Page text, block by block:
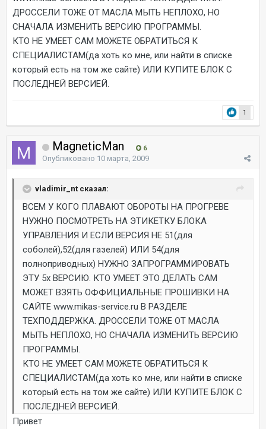
ДРОССЕЛИ ТОЖЕ ОТ МАСЛА МЫТЬ НЕПЛОХО, НО
СНАЧАЛА ИЗМЕНИТЬ ВЕРСИЮ ПРОГРАММЫ.
КТО НЕ УМЕЕТ САМ МОЖЕТЕ ОБРАТИТЬСЯ К
СПЕЦИАЛИСТАМ(да хоть ко мне, или найти в списке
который есть на том же сайте) ИЛИ КУПИТЕ БЛОК С
ПОСЛЕДНЕЙ ВЕРСИЕЙ.
1
MagneticMan 6
Опубликовано 10 марта, 2009
vladimir_nt сказал:
ВСЕМ У КОГО ПЛАВАЮТ ОБОРОТЫ НА ПРОГРЕВЕ
НУЖНО ПОСМОТРЕТЬ НА ЭТИКЕТКУ БЛОКА
УПРАВЛЕНИЯ И ЕСЛИ ВЕРСИЯ НЕ 51(для
соболей),52(для газелей) ИЛИ 54(для
полноприводных) НУЖНО ЗАПРОГРАММИРОВАТЬ
ЭТУ 5х ВЕРСИЮ. КТО УМЕЕТ ЭТО ДЕЛАТЬ САМ
МОЖЕТ ВЗЯТЬ ОФФИЦИАЛЬНЫЕ ПРОШИВКИ НА
САЙТЕ www.mikas-service.ru В РАЗДЕЛЕ
ТЕХПОДДЕРЖКА. ДРОССЕЛИ ТОЖЕ ОТ МАСЛА
МЫТЬ НЕПЛОХО, НО СНАЧАЛА ИЗМЕНИТЬ ВЕРСИЮ
ПРОГРАММЫ.
КТО НЕ УМЕЕТ САМ МОЖЕТЕ ОБРАТИТЬСЯ К
СПЕЦИАЛИСТАМ(да хоть ко мне, или найти в списке
который есть на том же сайте) ИЛИ КУПИТЕ БЛОК С
ПОСЛЕДНЕЙ ВЕРСИЕЙ.
Привет